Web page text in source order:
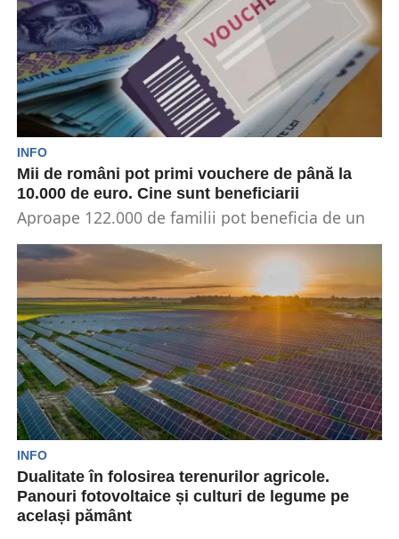
INFO
Mii de români pot primi vouchere de până la
10.000 de euro. Cine sunt beneficiarii
Aproape 122.000 de familii pot beneficia de un
vorba...
INFO
Dualitate în folosirea terenurilor agricole.
Panouri fotovoltaice și culturi de legume pe
același pământ